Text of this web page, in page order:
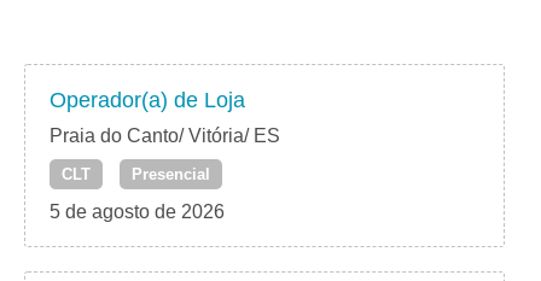
Operador(a) de Loja
Praia do Canto/ Vitória/ ES
CLT Presencial
5 de agosto de 2026